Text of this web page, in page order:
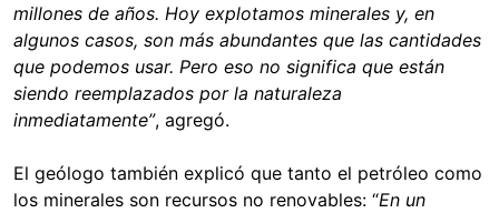
millones de años. Hoy explotamos minerales y, en
algunos casos, son más abundantes que las cantidades
que podemos usar. Pero eso no significa que están
siendo reemplazados por la naturaleza
inmediatamente”, agregó.
El geólogo también explicó que tanto el petróleo como
los minerales son recursos no renovables: “En un